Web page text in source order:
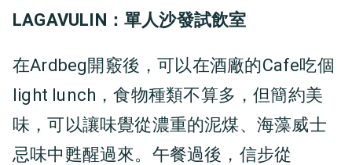
LAGAVULIN：單人沙發試飲室
在Ardbeg開竅後，可以在酒廠的Cafe吃個
light lunch，食物種類不算多，但簡約美
味，可以讓味覺從濃重的泥煤、海藻威士
忌味中甦醒過來。午餐過後，信步從